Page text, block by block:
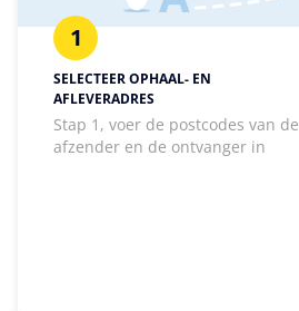
1
SELECTEER OPHAAL- EN
AFLEVERADRES
Stap 1, voer de postcodes van de
afzender en de ontvanger in